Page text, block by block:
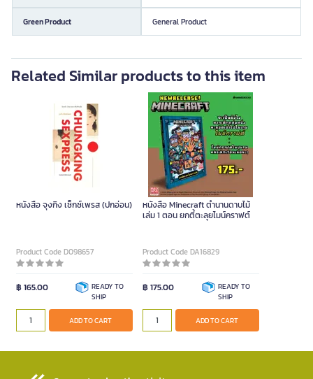
Green Product General Product
Related Similar products to this item
หนังสือ จุงกิง เซ็กซ์เพรส (ปกอ่อน)
Product Code D098657
฿ 165.00
READY TO
SHIP
ADD TO CART
หนังสือ Minecraft ตำนานดาบไม้
เล่ม 1 ตอน ยกตี้ตะลุยไมน์คราฟต์
Product Code DA16829
฿ 175.00
READY TO
SHIP
ADD TO CART